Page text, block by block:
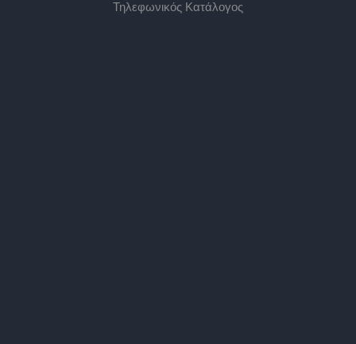
Τηλεφωνικός Κατάλογος